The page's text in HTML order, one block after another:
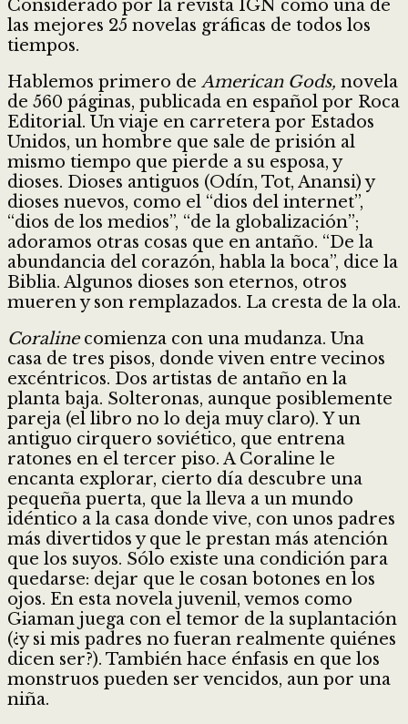
Considerado por la revista IGN como una de
las mejores 25 novelas gráficas de todos los
tiempos.
Hablemos primero de American Gods, novela
de 560 páginas, publicada en español por Roca
Editorial. Un viaje en carretera por Estados
Unidos, un hombre que sale de prisión al
mismo tiempo que pierde a su esposa, y
dioses. Dioses antiguos (Odín, Tot, Anansi) y
dioses nuevos, como el “dios del internet”,
“dios de los medios”, “de la globalización”;
adoramos otras cosas que en antaño. “De la
abundancia del corazón, habla la boca”, dice la
Biblia. Algunos dioses son eternos, otros
mueren y son remplazados. La cresta de la ola.
Coralinecomienza con una mudanza. Una
casa de tres pisos, donde viven entre vecinos
excéntricos. Dos artistas de antaño en la
planta baja. Solteronas, aunque posiblemente
pareja (el libro no lo deja muy claro). Y un
antiguo cirquero soviético, que entrena
ratones en el tercer piso. A Coraline le
encanta explorar, cierto día descubre una
pequeña puerta, que la lleva a un mundo
idéntico a la casa donde vive, con unos padres
más divertidos y que le prestan más atención
que los suyos. Sólo existe una condición para
quedarse: dejar que le cosan botones en los
ojos. En esta novela juvenil, vemos como
Giaman juega con el temor de la suplantación
(¿y si mis padres no fueran realmente quiénes
dicen ser?). También hace énfasis en que los
monstruos pueden ser vencidos, aun por una
niña.